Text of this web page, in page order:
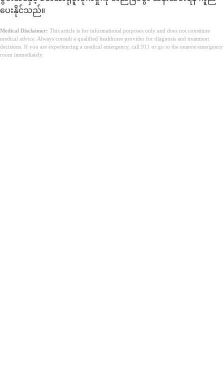
ပေးနိုင်သည်။
Medical Disclaimer: This article is for informational purposes only and does not constitute
medical advice. Always consult a qualified healthcare provider for diagnosis and treatment
decisions. If you are experiencing a medical emergency, call 911 or go to the nearest emergency
room immediately.